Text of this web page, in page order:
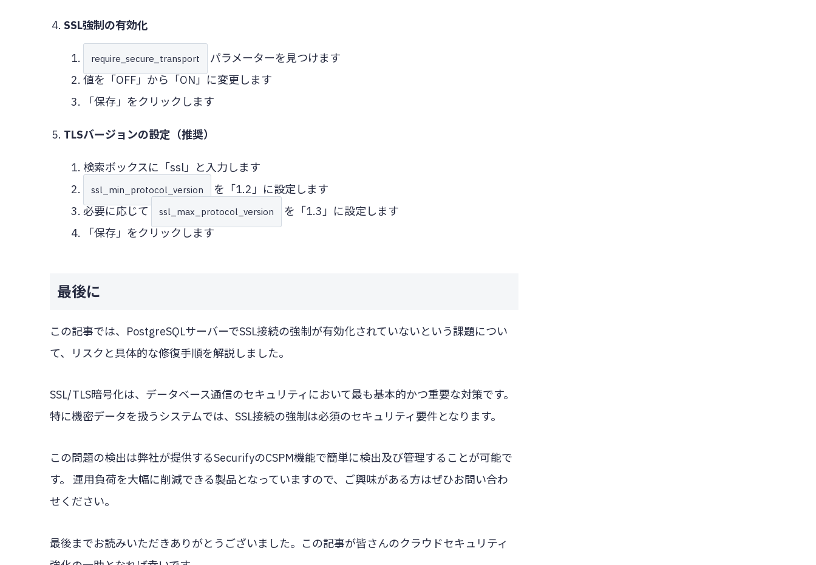
SSL強制の有効化
require_secure_transport
パラメーターを見つけます
値を「OFF」から「ON」に変更します
「保存」をクリックします
TLSバージョンの設定（推奨）
検索ボックスに「ssl」と入力します
ssl_min_protocol_version
を「1.2」に設定します
必要に応じて
ssl_max_protocol_version
を「1.3」に設定します
「保存」をクリックします
最後に
この記事では、PostgreSQLサーバーでSSL接続の強制が有効化されていないという課題につい
て、リスクと具体的な修復手順を解説しました。
SSL/TLS暗号化は、データベース通信のセキュリティにおいて最も基本的かつ重要な対策です。
特に機密データを扱うシステムでは、SSL接続の強制は必須のセキュリティ要件となります。
この問題の検出は弊社が提供するSecurifyのCSPM機能で簡単に検出及び管理することが可能で
す。 運用負荷を大幅に削減できる製品となっていますので、ご興味がある方はぜひお問い合わ
せください。
最後までお読みいただきありがとうございました。この記事が皆さんのクラウドセキュリティ